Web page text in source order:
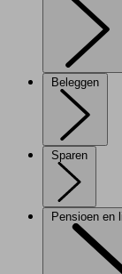
Beleggen
Sparen
Pensioen en